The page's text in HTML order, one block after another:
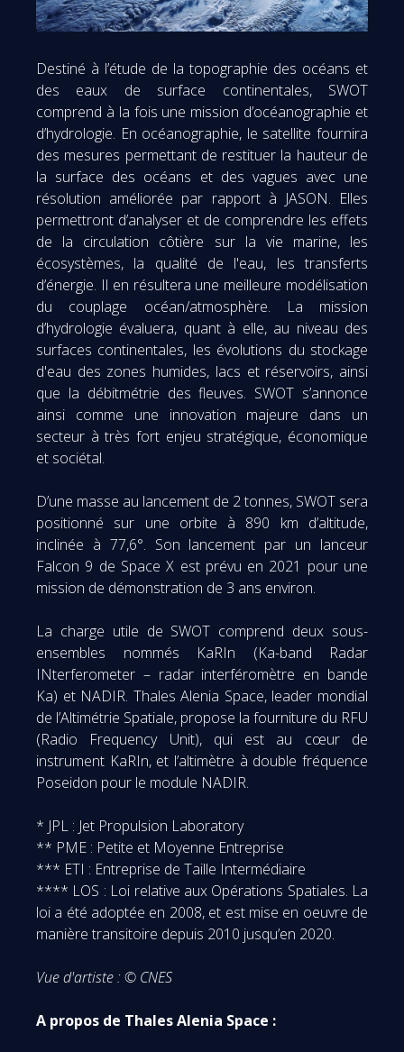
Destiné à l’étude de la topographie des océans et
des eaux de surface continentales, SWOT
comprend à la fois une mission d’océanographie et
d’hydrologie. En océanographie, le satellite fournira
des mesures permettant de restituer la hauteur de
la surface des océans et des vagues avec une
résolution améliorée par rapport à JASON. Elles
permettront d’analyser et de comprendre les effets
de la circulation côtière sur la vie marine, les
écosystèmes, la qualité de l'eau, les transferts
d’énergie. Il en résultera une meilleure modélisation
du couplage océan/atmosphère. La mission
d’hydrologie évaluera, quant à elle, au niveau des
surfaces continentales, les évolutions du stockage
d'eau des zones humides, lacs et réservoirs, ainsi
que la débitmétrie des fleuves. SWOT s’annonce
ainsi comme une innovation majeure dans un
secteur à très fort enjeu stratégique, économique
et sociétal.
D’une masse au lancement de 2 tonnes, SWOT sera
positionné sur une orbite à 890 km d’altitude,
inclinée à 77,6°. Son lancement par un lanceur
Falcon 9 de Space X est prévu en 2021 pour une
mission de démonstration de 3 ans environ.
La charge utile de SWOT comprend deux sous-
ensembles nommés KaRIn (Ka-band Radar
INterferometer – radar interféromètre en bande
Ka) et NADIR. Thales Alenia Space, leader mondial
de l’Altimétrie Spatiale, propose la fourniture du RFU
(Radio Frequency Unit), qui est au cœur de
instrument KaRIn, et l’altimètre à double fréquence
Poseidon pour le module NADIR.
* JPL : Jet Propulsion Laboratory
** PME : Petite et Moyenne Entreprise
*** ETI : Entreprise de Taille Intermédiaire
**** LOS : Loi relative aux Opérations Spatiales. La
loi a été adoptée en 2008, et est mise en oeuvre de
manière transitoire depuis 2010 jusqu’en 2020.
Vue d'artiste : © CNES
A propos de Thales Alenia Space :